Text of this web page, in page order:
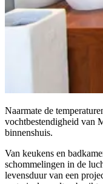
Naarmate de
vochtbestendigheid van
binnenshuis.
Van keukens en
schommelingen in de
levensduur van een